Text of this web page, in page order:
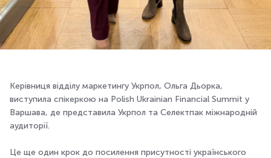
Керівниця відділу маркетингу Укрпол, Ольга Дьорка,
виступила спікеркою на Polish Ukrainian Financial Summit у
Варшава, де представила Укрпол та Селектпак міжнародній
аудиторії.
Це ще один крок до посилення присутності українського